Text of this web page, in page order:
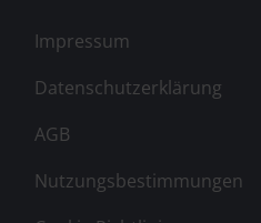
Impressum
Datenschutzerklärung
AGB
Nutzungsbestimmungen